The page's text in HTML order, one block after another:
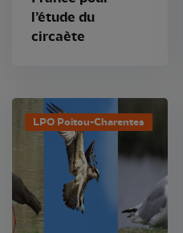
l’étude du
circaète
LPO Poitou-Charentes